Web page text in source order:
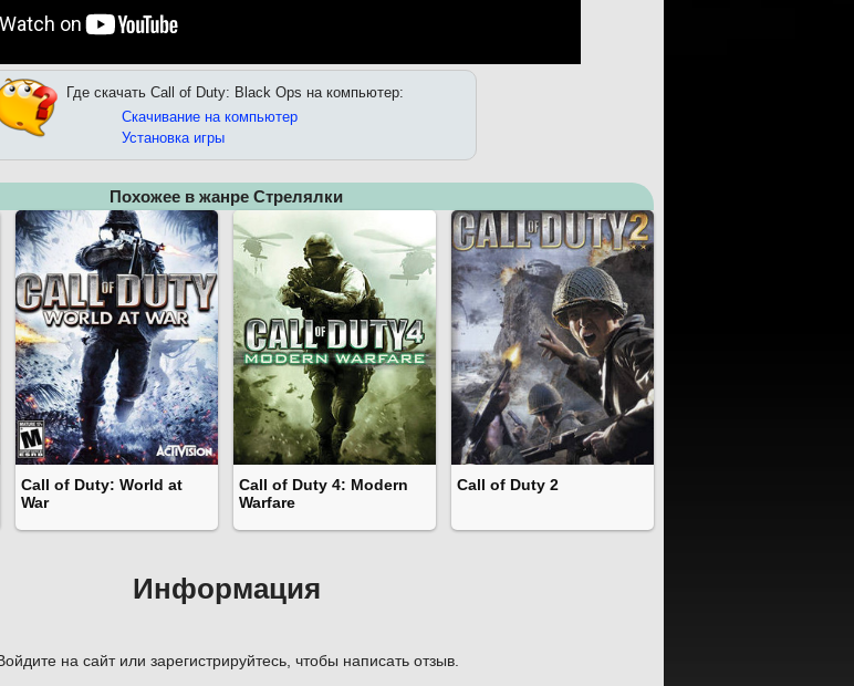
Где скачать Call of Duty: Black Ops на компьютер:
Скачивание на компьютер
Установка игры
Похожее в жанре Стрелялки
Call of Duty: World at
War
Call of Duty 4: Modern
Warfare
Call of Duty 2
Информация
на сайт или зарегистрируйтесь, чтобы написать отзыв.